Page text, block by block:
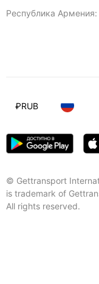
Республика Армения:
© Gettransport
is trademark of
All rights reserved.
₽RUB